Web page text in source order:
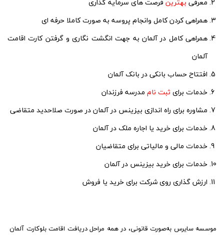
همراهی کردن کامل وانجام پروسه به صورت کاملا حرفه ای
همراهی کامل در آلمان به جهت انگشت نگاری و گرفتن کارت اقامت
آلمان
افتتاح حساب بانکی در بانک آلمان
خدمات برای ثبت نام مدرسه فرزندان
مشاوره برای راه اندازی بیزینس در آلمان در صورت صلاحدید متقاضی
خدمات برای خرید یا اجاره ملک در آلمان
خدمات مالی و مالیاتی برای متقاضیان
خدمات برای خرید بیزینس در آلمان
ارزش گذاری روی شرکت برای خرید یا فروش
موسسه سایرس به‌صورت قانونی، در همه مراحل دریافت اقامت بلوکارت آلمان